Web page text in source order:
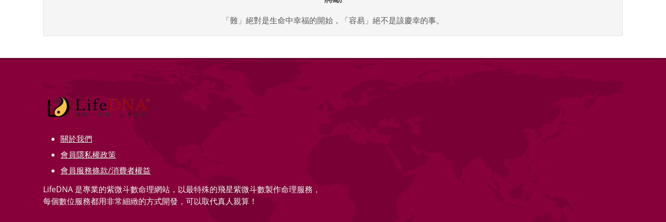
「難」絕對是生命中幸福的開始，「容易」絕不是該慶幸的事。
關於我們
會員隱私權政策
會員服務條款/消費者權益
LifeDNA 是專業的紫微斗數命理網站，以最特殊的飛星紫微斗數製作命理服務，
每個數位服務都用非常細緻的方式開發，可以取代真人親算！